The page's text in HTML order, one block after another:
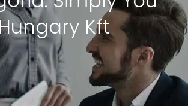
Kft